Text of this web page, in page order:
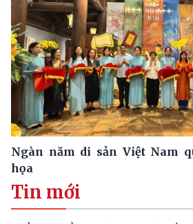
Ngàn năm di sản Việt Nam
họa
Tin mới